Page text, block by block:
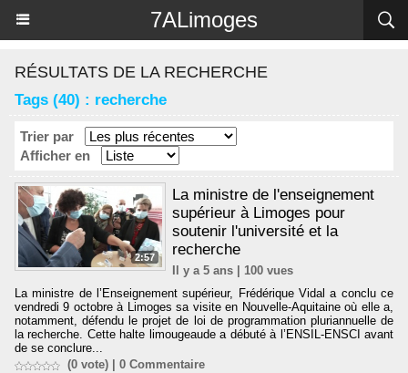
7ALimoges
RÉSULTATS DE LA RECHERCHE
Tags (40) : recherche
Trier par
Afficher en
2:57
La ministre de l'enseignement
supérieur à Limoges pour
soutenir l'université et la
recherche
Il y a 5 ans | 100 vues
La ministre de l’Enseignement supérieur, Frédérique Vidal a conclu ce
vendredi 9 octobre à Limoges sa visite en Nouvelle-Aquitaine où elle a,
notamment, défendu le projet de loi de programmation pluriannuelle de
la recherche. Cette halte limougeaude a débuté à l’ENSIL-ENSCI avant
de se conclure...
(0 vote) | 0 Commentaire